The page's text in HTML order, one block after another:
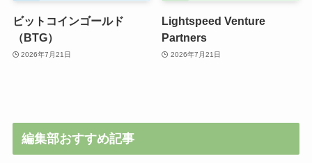
ビットコインゴールド
（BTG）
2026年7月21日
Lightspeed Venture
Partners
2026年7月21日
編集部おすすめ記事